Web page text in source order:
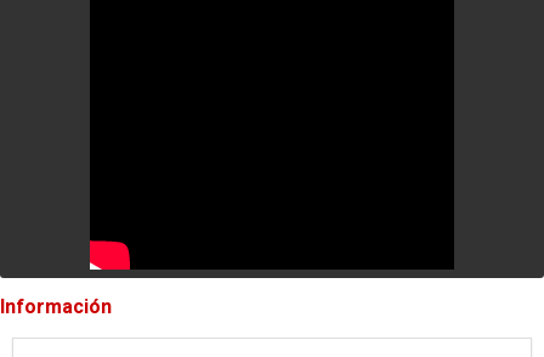
Información